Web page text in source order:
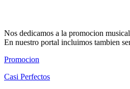
Nos dedicamos a la promocion
En nuestro portal incluimos tambien
Promocion
Casi Perfectos